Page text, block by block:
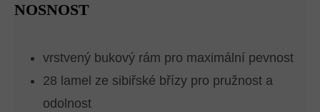
NOSNOST
vrstvený bukový rám pro maximální pevnost
28 lamel ze sibiřské břízy pro pružnost a
odolnost